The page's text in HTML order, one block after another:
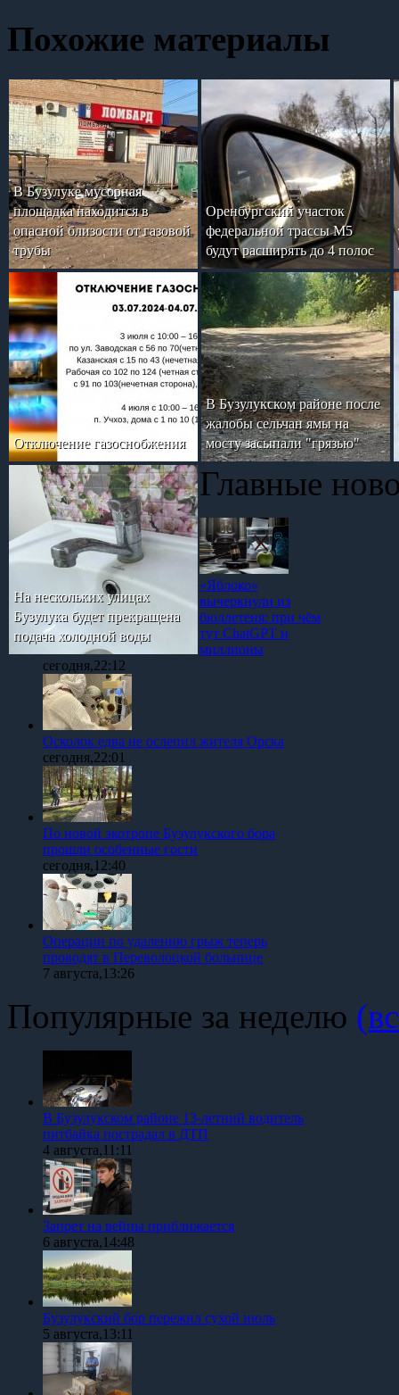
Похожие материалы
В Бузулуке мусорная
площадка находится в
опасной близости от газовой
трубы
Оренбургский участок
федеральной трассы М5
будут расширять до 4 полос
Отключение газоснобжения
В Бузулукском районе после
жалобы сельчан ямы на
мосту засыпали "грязью"
На нескольких улицах
Бузулука будет прекращена
подача холодной воды
Главные
«Яблоко»
вычеркнули из
бюллетеня: при чём
тут ChatGPT и
миллионы
сегодня,22:12
Осколок едва не ослепил жителя Орска
сегодня,22:01
По новой экотропе Бузулукского бора
прошли особенные гости
сегодня,12:40
Операции по удалению грыж теперь
проводят в Переволоцкой больнице
7 августа,13:26
Популярные за неделю
В Бузулукском районе 13-летний водитель
питбайка пострадал в ДТП
4 августа,11:11
Запрет на вейпы приближается
6 августа,14:48
Бузулукский бор пережил сухой июль
5 августа,13:11